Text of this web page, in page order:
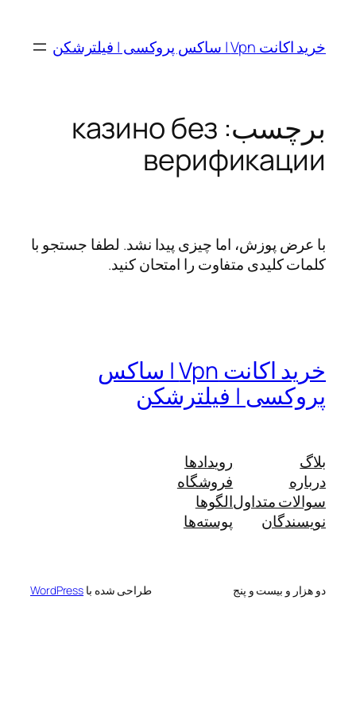
محتواخرید اکانت Vpn | ساکس پروکسی | فیلترشکن
برچسب: казино без
верификации
با عرض پوزش، اما چیزی پیدا نشد. لطفا جستجو با
کلمات کلیدی متفاوت را امتحان کنید.
خرید اکانت Vpn | ساکس
پروکسی | فیلترشکن
بلاگ
درباره
سوالات متداول
نویسندگان
رویدادها
فروشگاه
الگوها
پوسته‌ها
دو هزار و بیست و پنج طراحی شده با WordPress